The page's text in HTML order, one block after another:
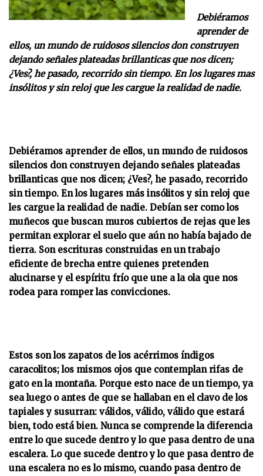
Debiéramos
aprender de
ellos, un mundo de ruidosos silencios don construyen
dejando señales plateadas brillanticas que nos dicen;
¿Ves?, he pasado, recorrido sin tiempo. En los lugares mas
insólitos y sin reloj que les cargue la realidad de nadie.
Debiéramos aprender de ellos, un mundo de ruidosos
silencios don construyen dejando señales plateadas
brillanticas que nos dicen; ¿Ves?, he pasado, recorrido
sin tiempo. En los lugares más insólitos y sin reloj que
les cargue la realidad de nadie. Debían ser como los
muñecos que buscan muros cubiertos de rejas que les
permitan explorar el suelo que aún no había bajado de
tierra. Son escrituras construidas en un trabajo
eficiente de brecha entre quienes pretenden
alucinarse y el espíritu frío que une a la ola que nos
rodea para romper las convicciones.
Estos son los zapatos de los acérrimos índigos
caracolitos; los mismos ojos que contemplan rifas de
gato en la montaña. Porque esto nace de un tiempo, ya
sea luego o antes de que se hallaban en el clavo de los
tapiales y susurran: válidos, válido, válido que estará
bien, todo está bien. Nunca se comprende la diferencia
entre lo que sucede dentro y lo que pasa dentro de una
escalera. Lo que sucede dentro y lo que pasa dentro de
una escalera no es lo mismo, cuando pasa dentro de